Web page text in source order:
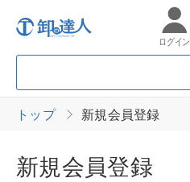
ログイン
トップ 新規会員登録
新規会員登録